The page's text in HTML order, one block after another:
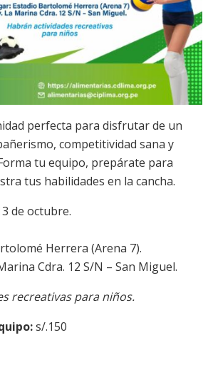
perfecta para disfrutar de un
competitividad sana y
tu equipo, prepárate para
tus habilidades en la cancha.
de octubre.
Herrera (Arena 7).
Cdra. 12 S/N – San Miguel.
recreativas para niños.
s/.150